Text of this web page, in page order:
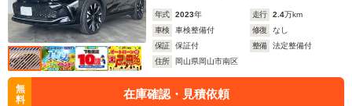
年式 2023年 走行 2.4万km
車検
車検整備付 修復
なし
保証
保証付 整備
法定整備付
住所
岡山県岡山市南区
無
料
在庫確認・見積依頼